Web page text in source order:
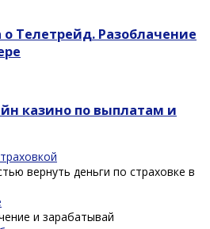
Телетрейд. Разоблачение
казино по выплатам и
вернуть деньги по страховке в
и зарабатывай